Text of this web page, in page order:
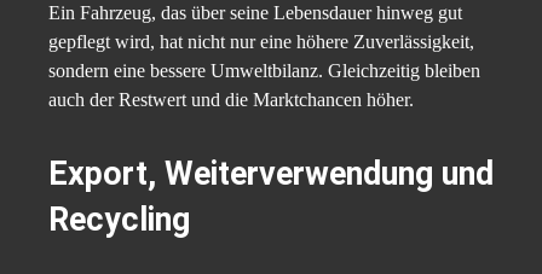
Ein Fahrzeug, das über seine Lebensdauer hinweg gut
gepflegt wird, hat nicht nur eine höhere Zuverlässigkeit,
sondern eine bessere Umweltbilanz. Gleichzeitig bleiben
auch der Restwert und die Marktchancen höher.
Export, Weiterverwendung und
Recycling